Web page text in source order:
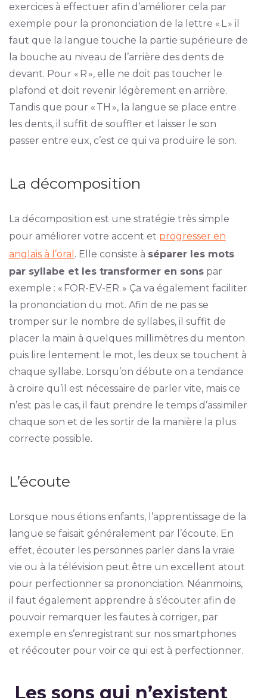
exercices à effectuer afin d’améliorer cela par
exemple pour la prononciation de la lettre « L » il
faut que la langue touche la partie supérieure de
la bouche au niveau de l’arrière des dents de
devant. Pour « R », elle ne doit pas toucher le
plafond et doit revenir légèrement en arrière.
Tandis que pour « TH », la langue se place entre
les dents, il suffit de souffler et laisser le son
passer entre eux, c’est ce qui va produire le son.
La décomposition
La décomposition est une stratégie très simple
pour améliorer votre accent et progresser en
anglais à l’oral . Elle consiste à séparer les mots
par syllabe et les transformer en sonspar
exemple : « FOR-EV-ER. » Ça va également faciliter
la prononciation du mot. Afin de ne pas se
tromper sur le nombre de syllabes, il suffit de
placer la main à quelques millimètres du menton
puis lire lentement le mot, les deux se touchent à
chaque syllabe. Lorsqu’on débute on a tendance
à croire qu’il est nécessaire de parler vite, mais ce
n’est pas le cas, il faut prendre le temps d’assimiler
chaque son et de les sortir de la manière la plus
correcte possible.
L’écoute
Lorsque nous étions enfants, l’apprentissage de la
langue se faisait généralement par l’écoute. En
effet, écouter les personnes parler dans la vraie
vie ou à la télévision peut être un excellent atout
pour perfectionner sa prononciation. Néanmoins,
il faut également apprendre à s’écouter afin de
pouvoir remarquer les fautes à corriger, par
exemple en s’enregistrant sur nos smartphones
et réécouter pour voir ce qui est à perfectionner.
Les sons qui n’existent